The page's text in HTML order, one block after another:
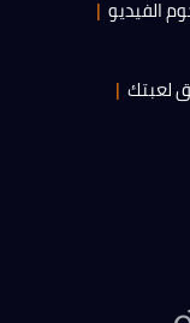
الفيديو
لعبتك